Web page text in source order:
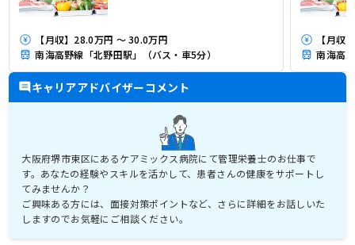
【月収】28.0万円 ～ 30.0万円
南海高野線「北野田駅」（バス・車5分）
【月収
南海高
キャリアアドバイザーコメント
大阪府堺市東区にあるケアミックス病院にて管理栄養士のお仕事で
す。あなたの経験やスキルを活かして、患者さんの健康をサポートし
てみませんか？
ご興味ある方には、面接対策ポイントなど、さらに詳細をお話しいた
しますのでお気軽にご相談ください。